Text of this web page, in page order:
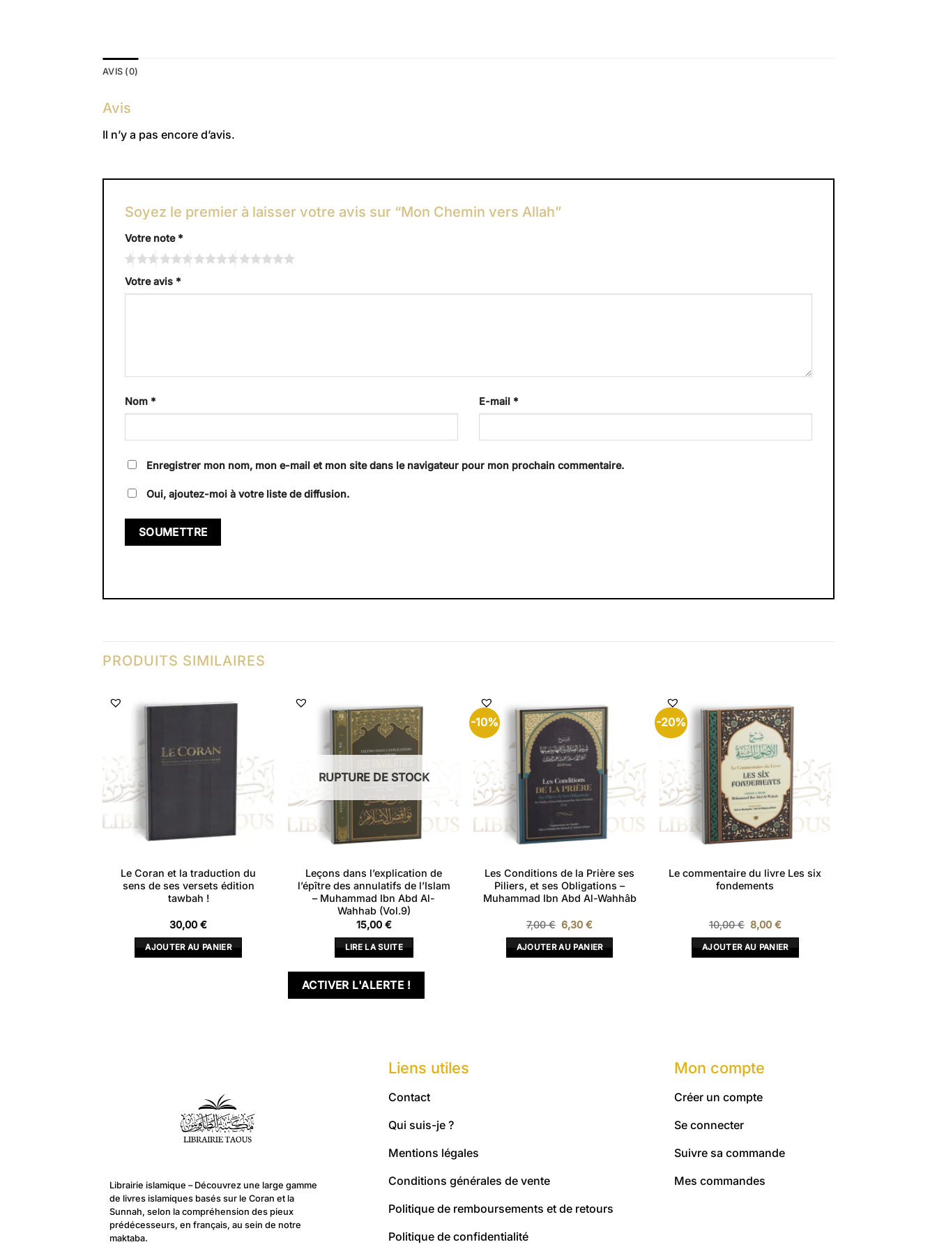
AVIS (0)
Avis
Il n’y a pas encore d’avis.
Soyez le premier à laisser votre avis sur “Mon Chemin vers Allah”
Votre note *
Votre avis *
Nom * E-mail *
Enregistrer mon nom, mon e-mail et mon site dans le navigateur pour mon prochain commentaire.
Oui, ajoutez-moi à votre liste de diffusion.
PRODUITS SIMILAIRES
Le Coran et la traduction du
sens de ses versets édition
tawbah !
30,00€
AJOUTER AU PANIER
RUPTURE DE STOCK
Leçons dans l’explication de
l’épître des annulatifs de l’Islam
– Muhammad Ibn Abd Al-
Wahhab (Vol.9)
15,00 €
LIRE LA SUITE
ACTIVER L'ALERTE !
-10%
Les Conditions de la Prière ses
Piliers, et ses Obligations –
Muhammad Ibn Abd Al-Wahhâb
7,00€ Le
prix
initial
était :
6,30€Le
actuel
est :
AJOUTER AU PANIER
-20%
Le commentaire du livre Les six
fondements
10,00€ Le
prix
initial
était :
8,00€Le
actuel
est :
AJOUTER AU PANIER
Librairie islamique – Découvrez une large gamme
de livres islamiques basés sur le Coran et la
Sunnah, selon la compréhension des pieux
prédécesseurs, en français, au sein de notre
maktaba.
Liens utiles
Contact
Qui suis-je ?
Mentions légales
Conditions générales de vente
Politique de remboursements et de retours
Politique de confidentialité
Mon compte
Créer un compte
Se connecter
Suivre sa commande
Mes commandes